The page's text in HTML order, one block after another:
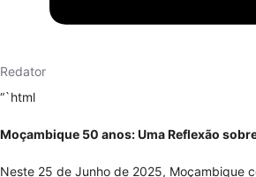
Redator
“`html
Moçambique 50 anos: Uma Reflexão
Neste 25 de Junho de 2025, Moçambique